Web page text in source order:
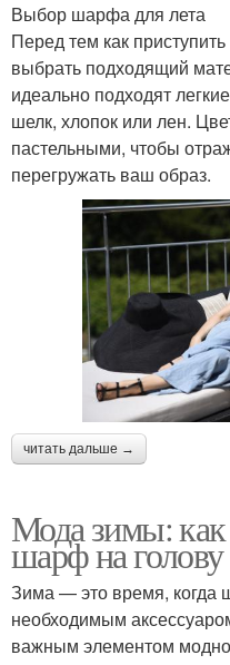
Выбор шарфа для лета
Перед тем как
выбрать подходящий
идеально подходят
шелк, хлопок или лен.
пастельными, чтобы
перегружать ваш образ.
читать дальше →
Мода зимы: как
шарф на голову
Зима — это время, когда
необходимым
важным элементом